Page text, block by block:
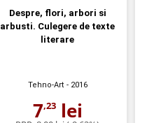
Despre, flori, arbori si
arbusti. Culegere de texte
literare
Tehno-Art - 2016
7,23lei